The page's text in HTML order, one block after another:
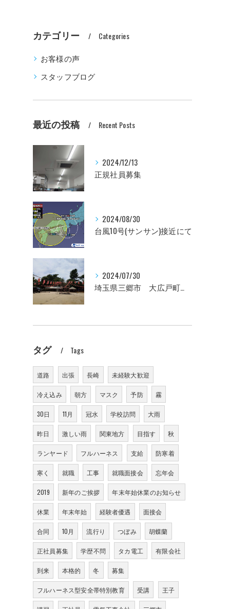
カテゴリー Categories
お客様の声
スタッフブログ
最近の投稿 Recent Posts
2024/12/13
正規社員募集
2024/08/30
台風10号(サンサン)接近にて
2024/07/30
埼玉県三郷市 大広戸町会納涼盆踊り大会のお知らせ 2024
タグ Tags
道路 出張 長崎 未経験大歓迎
冷え込み 朝方 マスク 予防 霧
30日 11月 冠水 学校訪問 大雨
昨日 激しい雨 関東地方 目指す 秋
ランヤード フルハーネス 支給 防寒着
寒く 就職 工事 就職面接会 忘年会
2019 新年のご挨拶 年末年始休業のお知らせ
休業 年末年始 経験者優遇 面接会
合同 10月 流行り つぼみ 胡蝶蘭
正社員募集 学歴不問 タカ電工 有限会社
到来 本格的 冬 募集
フルハーネス型安全帯特別教育 受講 王子